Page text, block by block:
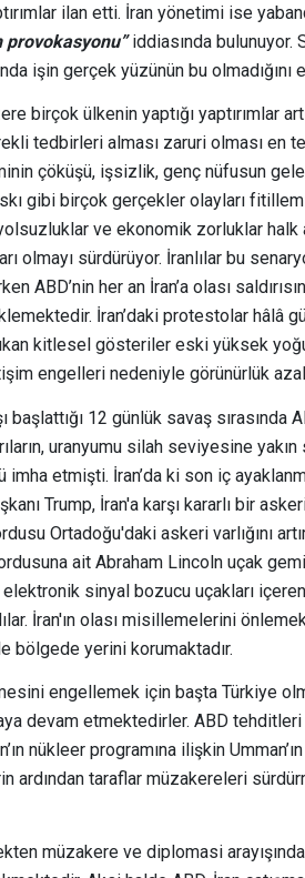
ilan etti. İran yönetimi ise
provokasyonu”iddiasında bulunuyor.
işin gerçek yüzünün bu olmadığını
birçok ülkenin yaptığı yaptırımlar
tedbirleri alması zaruri olması en
çöküşü, işsizlik, genç nüfusun
gibi birçok gerçekler olayları
ve ekonomik zorluklar halk
olmayı sürdürüyor. İranlılar bu
ABD’nin her an İran’a olası
İran’daki protestolar hâlâ
kitlesel gösteriler eski yüksek
engelleri nedeniyle görünürlük
başlattığı 12 günlük savaş sırasında
uranyumu silah seviyesine yakın
etmişti. İran’da ki son iç
Trump, İran'a karşı kararlı bir
Ortadoğu'daki askeri varlığını
ait Abraham Lincoln uçak
sinyal bozucu uçakları içeren
İran'ın olası misillemelerini
bölgede yerini korumaktadır.
engellemek için başta Türkiye
devam etmektedirler. ABD tehditleri
nükleer programına ilişkin
ardından taraflar müzakereleri
müzakere ve diplomasi